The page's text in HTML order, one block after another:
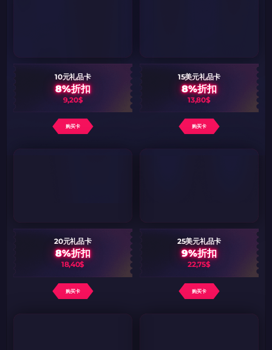
10元礼品卡
8%折扣
9,20$
购买卡
15美元礼品卡
8%折扣
13,80$
购买卡
20元礼品卡
8%折扣
18,40$
购买卡
25美元礼品卡
9%折扣
22,75$
购买卡